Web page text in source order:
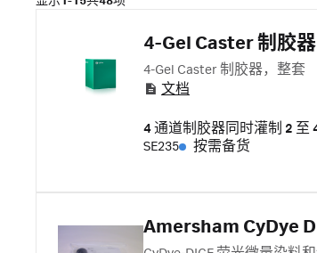
4-Gel Caster 制胶
4-Gel Caster 制胶器，整套
文档
4 通道制胶器同时灌制 2 至
SE235
按需备货
Amersham CyDye